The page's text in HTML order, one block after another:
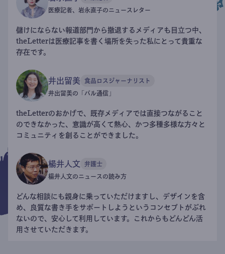
医療記者、岩永直子のニュースレター
儲けにならない報道部門から撤退するメディアも目立つ中、
theLetterは医療記事を書く場所を失った私にとって貴重な
存在です。
井出留美 食品ロスジャーナリスト
井出留美の「パル通信」
theLetterのおかげで、既存メディアでは直接つながること
のできなかった、意識が高くて熱心、かつ多種多様な方々と
コミュニティを創ることができました。
楊井人文 弁護士
楊井人文のニュースの読み方
どんな相談にも親身に乗っていただけますし、デザインを含
め、良質な書き手をサポートしようというコンセプトがぶれ
ないので、安心して利用しています。これからもどんどん活
用させていただきます。